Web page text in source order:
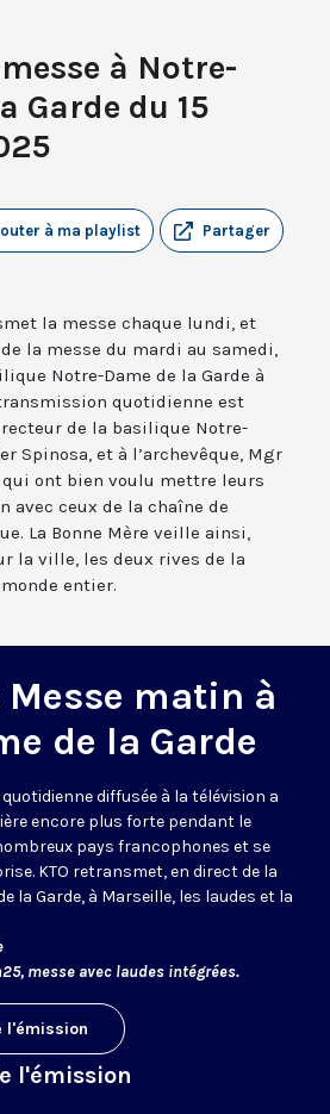
à Notre-
Garde du 15
Partager
à ma playlist
la messe chaque lundi, et
la messe du mardi au samedi,
Notre-Dame de la Garde à
quotidienne est
de la basilique Notre-
Spinosa, et à l’archevêque, Mgr
qui ont bien voulu mettre leurs
avec ceux de la chaîne de
La Bonne Mère veille ainsi,
la ville, les deux rives de la
entier.
Messe matin à
de la Garde
quotidienne diffusée à la télévision a
encore plus forte pendant le
pays francophones et se
KTO retransmet, en direct de la
la Garde, à Marseille, les laudes et la
messe avec laudes intégrées.
l'émission
l'émission